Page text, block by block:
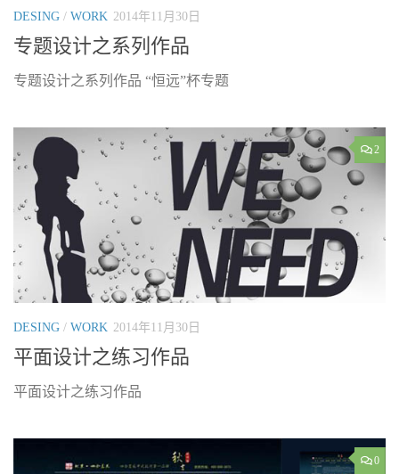
DESING / WORK 2014年11月30日
专题设计之系列作品
专题设计之系列作品 “恒远”杯专题
2
DESING / WORK 2014年11月30日
平面设计之练习作品
平面设计之练习作品
0